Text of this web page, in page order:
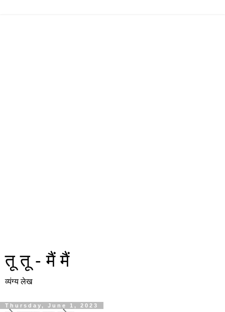
तू तू - मैं मैं
व्यंग्य लेख
Thursday, June 1, 2023